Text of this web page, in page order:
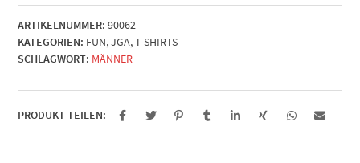
Freiheit
vorbei...
(beidseitig)
Menge
ARTIKELNUMMER: 90062
KATEGORIEN: FUN,JGA,T-SHIRTS
SCHLAGWORT: MÄNNER
PRODUKT TEILEN: